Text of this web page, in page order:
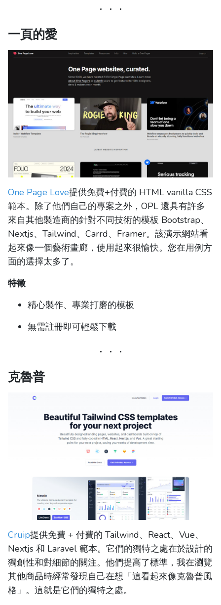
一頁的愛
One Page Love提供免費+付費的 HTML vanilla CSS
範本。除了他們自己的專案之外，OPL 還具有許多
來自其他製造商的針對不同技術的模板 Bootstrap、
Nextjs、Tailwind、Carrd、Framer。該演示網站看
起來像一個藝術畫廊，使用起來很愉快。您在用例方
面的選擇太多了。
特徵
精心製作、專業打磨的模板
無需註冊即可輕鬆下載
克魯普
Cruip提供免費 + 付費的 Tailwind、React、Vue、
Nextjs 和 Laravel 範本。它們的獨特之處在於設計的
獨創性和對細節的關注。他們提高了標準，我在瀏覽
其他商品時經常發現自己在想「這看起來像克魯普風
格」。這就是它們的獨特之處。